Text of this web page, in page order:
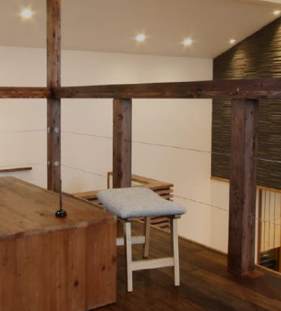
資料請求・見学予約
お問い合わせはこちら